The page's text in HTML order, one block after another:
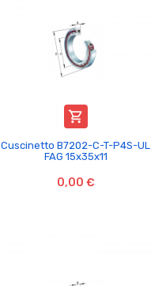

Cuscinetto B7202-C-T-P4S-UL
FAG 15x35x11
0,00 €